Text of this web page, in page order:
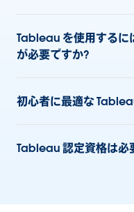
Tableau を使用するに
が必要ですか?
初心者に最適な
Tableau 認定資格は必